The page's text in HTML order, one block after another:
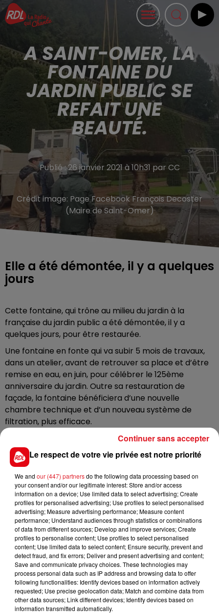
A SAINT-OMER, LA
FONTAINE DU
JARDIN PUBLIC SE
REFAIT UNE
BEAUTÉ.
Publié : 26 janvier 2021 à 10h31 par CC
Crédit image: Page Facebook François Decoster
(Maire de Saint-Omer)
Elle a été démontée, il y a quelques
jours
Cette fontaine, qui trône au milieu du jardin à la
française du jardin public a été démontée, il y a
quelques jours, pour être restaurée.
Une fontaine en fonte qui va subir 5 mois de travaux,
dans un atelier, avant de retrouver sa place et d’être
remise en eau, en juin, pour célébrer le 125ème
anniversaire du jardin. Outre sa restauration de
façade, la fontaine bénéficiera d’une nouvelle
chambre technique et d’un nouveau système de
filtration, plus efficace.
Le jardin public lui aussi bénéficiera de quelques
aménagements, avec notamment l’installation de
nouveaux bancs, et la mise en place d’un plan guide.
FIL D'ACTUS
15 juillet 2026
Le respect de votre vie privée est notre priorité
We and our (447) partnersdo the following data processing based on
your consent and/or our legitimate interest: Store and/or access
information on a device; Use limited data to select advertising; Create
profiles for personalised advertising; Use profiles to select personalised
advertising; Measure advertising performance; Measure content
performance; Understand audiences through statistics or combinations
of data from different sources; Develop and improve services; Create
profiles to personalise content; Use profiles to select personalised
content; Use limited data to select content; Ensure security, prevent and
detect fraud, and fix errors; Deliver and present advertising and content;
Save and communicate privacy choices. These technologies may
process personal data such as IP address and browsing data to offer
following functionalities: Identify devices based on information actively
requested; Use precise geolocation data; Match and combine data from
other data sources; Link different devices; Identify devices based on
information transmitted automatically.
Continuer sans accepter